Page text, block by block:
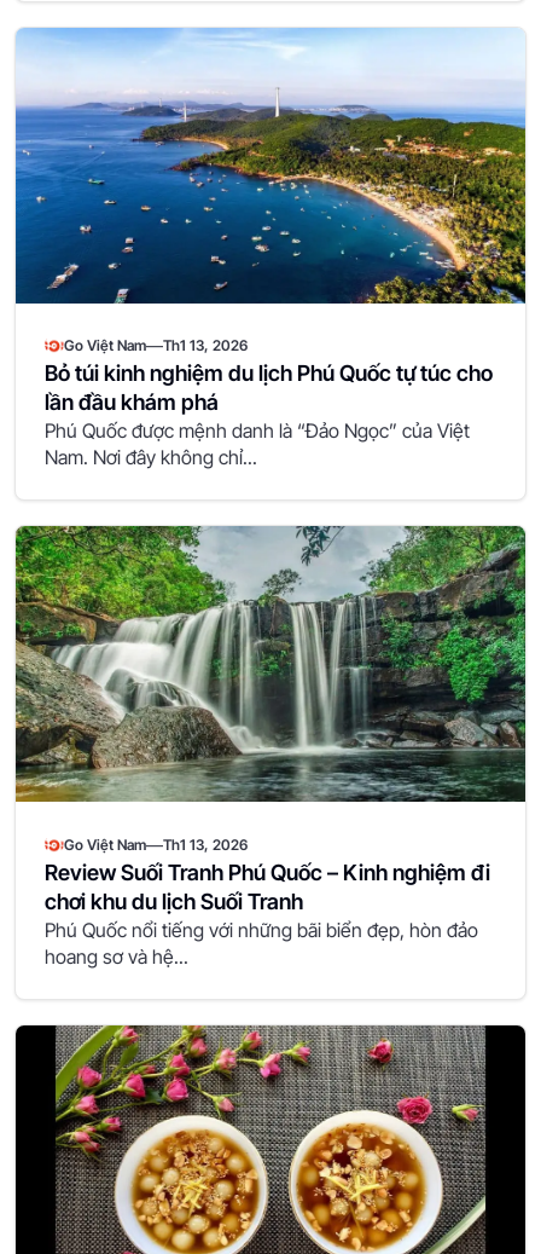
Go Việt Nam—Th1 13, 2026
Bỏ túi kinh nghiệm du lịch Phú Quốc tự túc cho
lần đầu khám phá
Phú Quốc được mệnh danh là “Đảo Ngọc” của Việt
Nam. Nơi đây không chỉ...
Go Việt Nam—Th1 13, 2026
Review Suối Tranh Phú Quốc – Kinh nghiệm đi
chơi khu du lịch Suối Tranh
Phú Quốc nổi tiếng với những bãi biển đẹp, hòn đảo
hoang sơ và hệ...